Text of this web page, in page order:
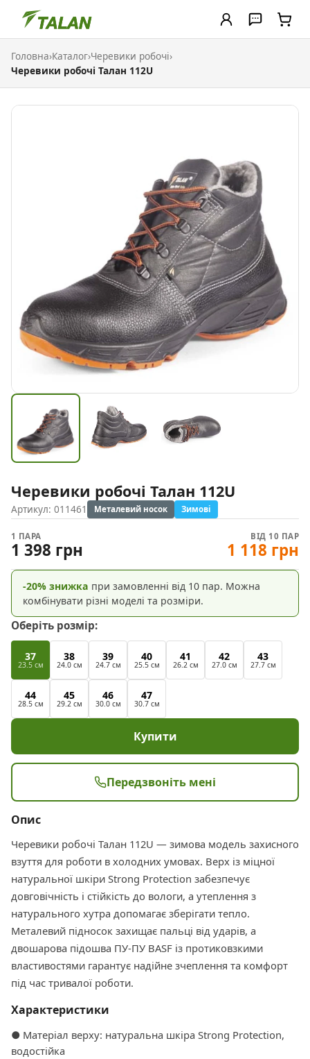
Головна›Каталог›Черевики робочі›
Черевики робочі Талан 112U
Черевики робочі Талан 112U
Артикул: 011461 Металевий носок Зимові
1 ПАРА
1 398 грн
ВІД 10 ПАР
1 118 грн
-20% знижка при замовленні від 10 пар. Можна
комбінувати різні моделі та розміри.
Оберіть розмір:
37
23.5 см
38
24.0 см
39
24.7 см
40
25.5 см
41
26.2 см
42
27.0 см
43
27.7 см
44
28.5 см
45
29.2 см
46
30.0 см
47
30.7 см
Купити
Передзвоніть мені
Опис
Черевики робочі Талан 112U — зимова модель захисного
взуття для роботи в холодних умовах. Верх із міцної
натуральної шкіри Strong Protection забезпечує
довговічність і стійкість до вологи, а утеплення з
натурального хутра допомагає зберігати тепло.
Металевий підносок захищає пальці від ударів, а
двошарова підошва ПУ-ПУ BASF із протиковзкими
властивостями гарантує надійне зчеплення та комфорт
під час тривалої роботи.
Характеристики
● Матеріал верху: натуральна шкіра Strong Protection,
водостійка